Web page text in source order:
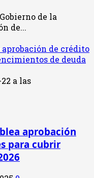
de la
de...
de crédito
de deuda
aprobación
para cubrir